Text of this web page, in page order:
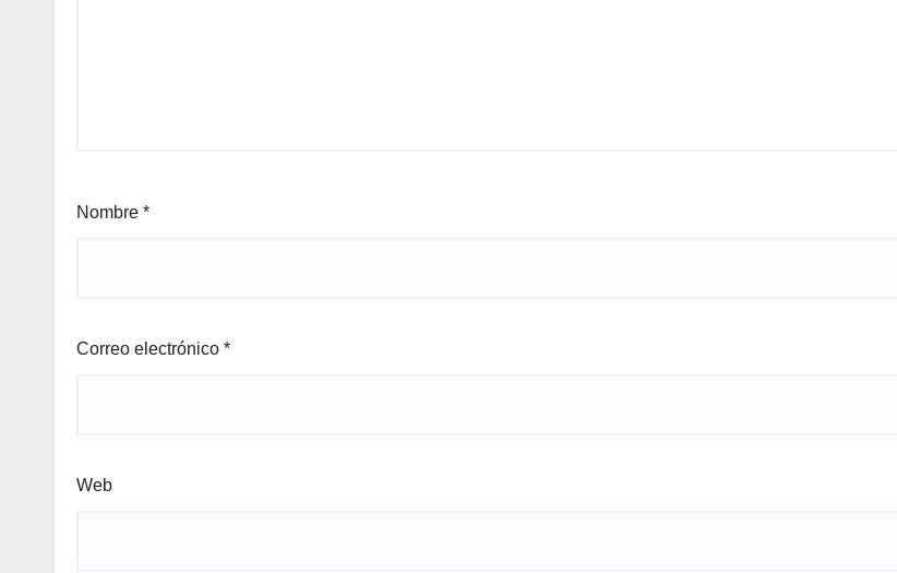
Nombre *
Correo electrónico *
Web